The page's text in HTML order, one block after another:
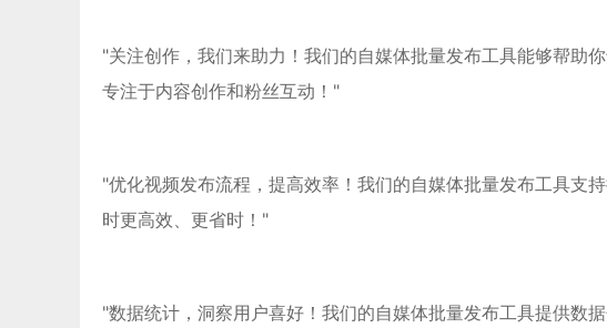
"关注创作，我们来助力！我们的自媒体批量发布工具能够帮助
专注于内容创作和粉丝互动！"
"优化视频发布流程，提高效率！我们的自媒体批量发布工具支
时更高效、更省时！"
"数据统计，洞察用户喜好！我们的自媒体批量发布工具提供数